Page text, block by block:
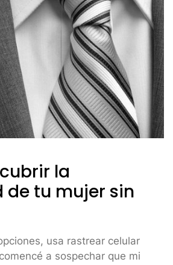
la
tu mujer sin
usa rastrear celular
a sospechar que mi